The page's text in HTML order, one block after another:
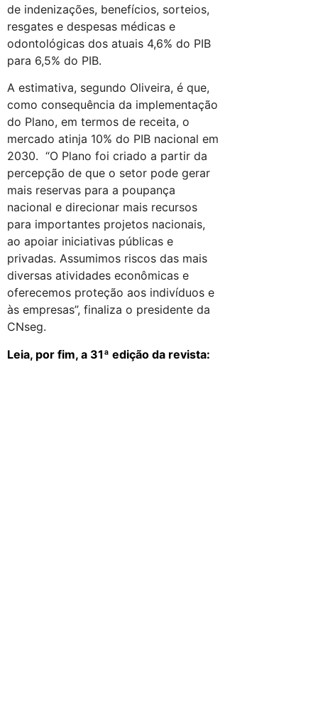
de indenizações, benefícios, sorteios,
resgates e despesas médicas e
odontológicas dos atuais 4,6% do PIB
para 6,5% do PIB.
A estimativa, segundo Oliveira, é que,
como consequência da implementação
do Plano, em termos de receita, o
mercado atinja 10% do PIB nacional em
2030. “O Plano foi criado a partir da
percepção de que o setor pode gerar
mais reservas para a poupança
nacional e direcionar mais recursos
para importantes projetos nacionais,
ao apoiar iniciativas públicas e
privadas. Assumimos riscos das mais
diversas atividades econômicas e
oferecemos proteção aos indivíduos e
às empresas”, finaliza o presidente da
CNseg.
Leia, por fim, a 31ª edição da revista: